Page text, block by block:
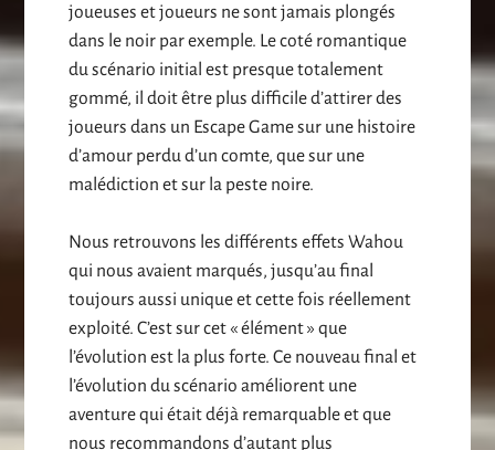
joueuses et joueurs ne sont jamais plongés
dans le noir par exemple. Le coté romantique
du scénario initial est presque totalement
gommé, il doit être plus difficile d’attirer des
joueurs dans un Escape Game sur une histoire
d’amour perdu d’un comte, que sur une
malédiction et sur la peste noire.
Nous retrouvons les différents effets Wahou
qui nous avaient marqués, jusqu’au final
toujours aussi unique et cette fois réellement
exploité. C’est sur cet « élément » que
l’évolution est la plus forte. Ce nouveau final et
l’évolution du scénario améliorent une
aventure qui était déjà remarquable et que
nous recommandons d’autant plus